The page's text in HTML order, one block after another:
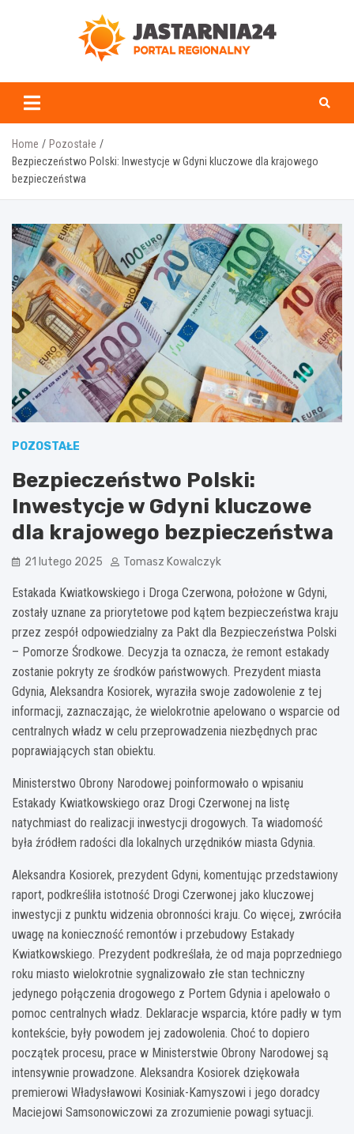
jastarnia24.pl
Home
Pozostałe
Bezpieczeństwo Polski: Inwestycje w Gdyni kluczowe dla krajowego
bezpieczeństwa
POZOSTAŁE
Bezpieczeństwo Polski:
Inwestycje w Gdyni kluczowe
dla krajowego bezpieczeństwa
21 lutego 2025 Tomasz Kowalczyk
Estakada Kwiatkowskiego i Droga Czerwona, położone w Gdyni,
zostały uznane za priorytetowe pod kątem bezpieczeństwa kraju
przez zespół odpowiedzialny za Pakt dla Bezpieczeństwa Polski
– Pomorze Środkowe. Decyzja ta oznacza, że remont estakady
zostanie pokryty ze środków państwowych. Prezydent miasta
Gdynia, Aleksandra Kosiorek, wyraziła swoje zadowolenie z tej
informacji, zaznaczając, że wielokrotnie apelowano o wsparcie od
centralnych władz w celu przeprowadzenia niezbędnych prac
poprawiających stan obiektu.
Ministerstwo Obrony Narodowej poinformowało o wpisaniu
Estakady Kwiatkowskiego oraz Drogi Czerwonej na listę
natychmiast do realizacji inwestycji drogowych. Ta wiadomość
była źródłem radości dla lokalnych urzędników miasta Gdynia.
Aleksandra Kosiorek, prezydent Gdyni, komentując przedstawiony
raport, podkreśliła istotność Drogi Czerwonej jako kluczowej
inwestycji z punktu widzenia obronności kraju. Co więcej, zwróciła
uwagę na konieczność remontów i przebudowy Estakady
Kwiatkowskiego. Prezydent podkreślała, że od maja poprzedniego
roku miasto wielokrotnie sygnalizowało złe stan techniczny
jedynego połączenia drogowego z Portem Gdynia i apelowało o
pomoc centralnych władz. Deklaracje wsparcia, które padły w tym
kontekście, były powodem jej zadowolenia. Choć to dopiero
początek procesu, prace w Ministerstwie Obrony Narodowej są
intensywnie prowadzone. Aleksandra Kosiorek dziękowała
premierowi Władysławowi Kosiniak-Kamyszowi i jego doradcy
Maciejowi Samsonowiczowi za zrozumienie powagi sytuacji.